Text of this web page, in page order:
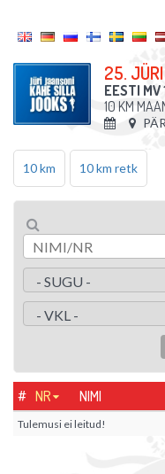
25.
EESTI MV
10 KM
10 km 10 km retk
# NR NIMI
Tulemusi ei leitud!